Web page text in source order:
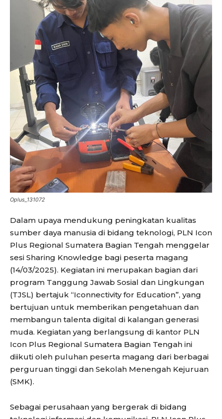
Oplus_131072
Dalam upaya mendukung peningkatan kualitas
sumber daya manusia di bidang teknologi, PLN Icon
Plus Regional Sumatera Bagian Tengah menggelar
sesi Sharing Knowledge bagi peserta magang
(14/03/2025). Kegiatan ini merupakan bagian dari
program Tanggung Jawab Sosial dan Lingkungan
(TJSL) bertajuk “Iconnectivity for Education”, yang
bertujuan untuk memberikan pengetahuan dan
membangun talenta digital di kalangan generasi
muda. Kegiatan yang berlangsung di kantor PLN
Icon Plus Regional Sumatera Bagian Tengah ini
diikuti oleh puluhan peserta magang dari berbagai
perguruan tinggi dan Sekolah Menengah Kejuruan
(SMK).
Sebagai perusahaan yang bergerak di bidang